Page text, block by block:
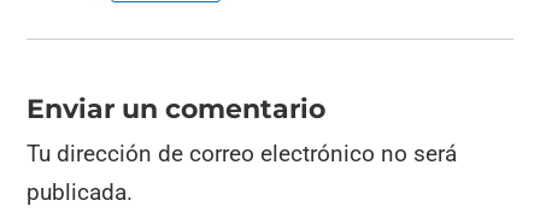
Enviar un comentario
Tu dirección de correo electrónico no será
publicada.